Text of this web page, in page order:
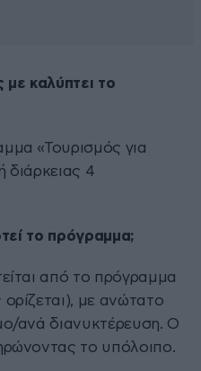
με καλύπτει το
«Τουρισμός για
διάρκειας 4
το πρόγραμμα;
από το πρόγραμμα
με ανώτατο
ανά διανυκτέρευση. Ο
το υπόλοιπο.